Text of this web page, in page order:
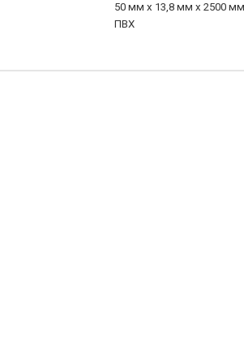
50 мм х 13,8 мм х 2500 мм
ПВХ